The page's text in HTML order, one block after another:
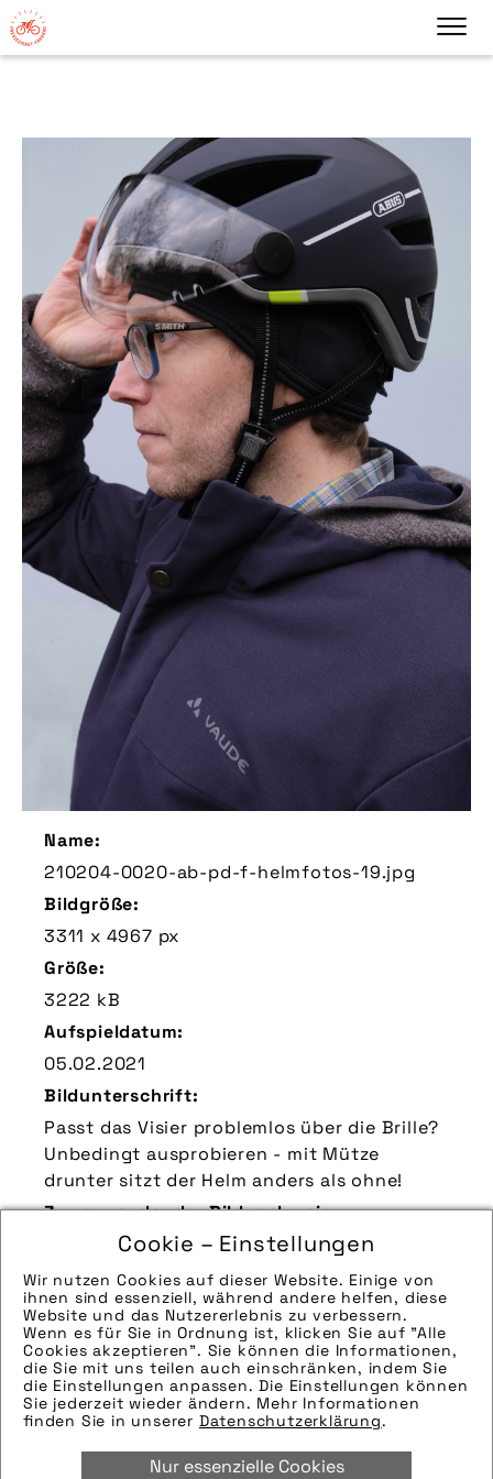
Cookie – Einstellungen
Wir nutzen Cookies auf dieser Website. Einige von
ihnen sind essenziell, während andere helfen, diese
Website und das Nutzererlebnis zu verbessern.
Wenn es für Sie in Ordnung ist, klicken Sie auf "Alle
Cookies akzeptieren". Sie können die Informationen,
die Sie mit uns teilen auch einschränken, indem Sie
die Einstellungen anpassen. Die Einstellungen können
Sie jederzeit wieder ändern. Mehr Informationen
finden Sie in unserer Datenschutzerklärung.
Nur essenzielle Cookies
Name:
210204-0020-ab-pd-f-helmfotos-19.jpg
Bildgröße:
3311 x 4967 px
Größe:
3222 kB
Aufspieldatum:
05.02.2021
Bildunterschrift:
Passt das Visier problemlos über die Brille?
Unbedingt ausprobieren - mit Mütze
drunter sitzt der Helm anders als ohne!
Zu verwendender Bildnachweis:
Quelle/Source [´www.pd-f.de / Arne
Bischoff´]
Technik-Info:
Die technischen Details werden in Bälde
eingefügt. Sie können uns aber gern auch
per E-Mail oder Telefon kontaktieren, wir
helfen gerne weiter.